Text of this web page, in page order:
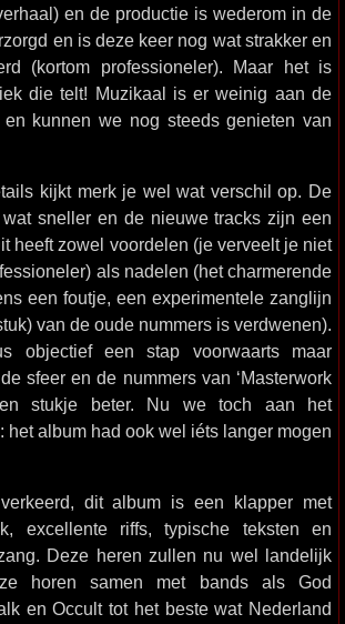
en de productie is wederom in de
en is deze keer nog wat strakker en
(kortom professioneler). Maar het is
die telt! Muzikaal is er weinig aan de
kunnen we nog steeds genieten van
kijkt merk je wel wat verschil op. De
sneller en de nieuwe tracks zijn een
heeft zowel voordelen (je verveelt je niet
als nadelen (het charmerende
een foutje, een experimentele zanglijn
van de oude nummers is verdwenen).
objectief een stap voorwaarts maar
sfeer en de nummers van ‘Masterwork
stukje beter. Nu we toch aan het
het album had ook wel iéts langer mogen
dit album is een klapper met
excellente riffs, typische teksten en
Deze heren zullen nu wel landelijk
horen samen met bands als God
en Occult tot het beste wat Nederland